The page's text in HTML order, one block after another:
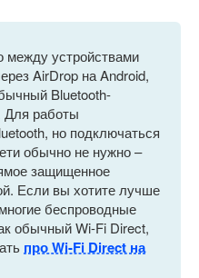
между устройствами
AirDrop на Android,
Bluetooth-
Для работы
но подключаться
обычно не нужно –
защищенное
Если вы хотите лучше
беспроводные
обычный Wi-Fi Direct,
про Wi-Fi Direct на